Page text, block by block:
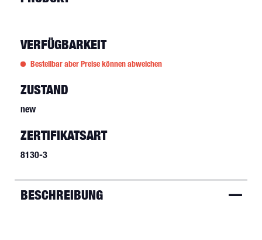
VERFÜGBARKEIT
Bestellbar aber Preise können abweichen
ZUSTAND
new
ZERTIFIKATSART
8130-3
BESCHREIBUNG